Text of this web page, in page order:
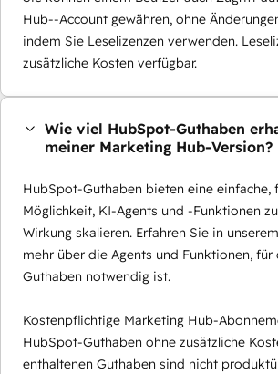
Hub--Account gewähren, ohne
indem Sie Leselizenzen verwenden.
zusätzliche Kosten verfügbar.
Wie viel HubSpot-Guthaben
meiner Marketing Hub-Version?
HubSpot-Guthaben bieten eine einfache,
Möglichkeit, KI-Agents und -Funktionen
Wirkung skalieren. Erfahren Sie in unserem
mehr über die Agents und Funktionen,
Guthaben notwendig ist.
Kostenpflichtige Marketing Hub-
HubSpot-Guthaben ohne zusätzliche
enthaltenen Guthaben sind nicht